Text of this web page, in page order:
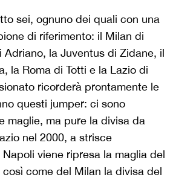
sei, ognuno dei quali con una
di riferimento: il Milan di
Adriano, la Juventus di Zidane, il
la Roma di Totti e la Lazio di
ricorderà prontamente le
questi jumper: ci sono
maglie, ma pure la divisa da
nel 2000, a strisce
viene ripresa la maglia del
come del Milan la divisa del